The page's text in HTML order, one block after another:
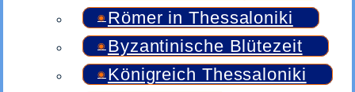
Römer in Thessaloniki
Byzantinische Blütezeit
Königreich Thessaloniki